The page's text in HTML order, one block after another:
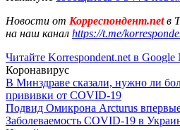
Новости от Корреспондент.netв
на наш канал https://t.me/
Читайте Korrespondent.net в Google
Коронавирус
В Минздраве сказали, нужно ли
прививки от COVID-19
Подвид Омикрона Arcturus
Заболеваемость COVID-19 в